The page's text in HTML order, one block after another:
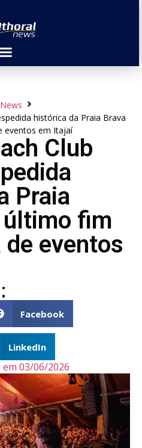
histórica da Praia Brava
eventos em Itajaí
Club
Praia
último fim
de eventos
Facebook
LinkedIn
em 03/06/2026